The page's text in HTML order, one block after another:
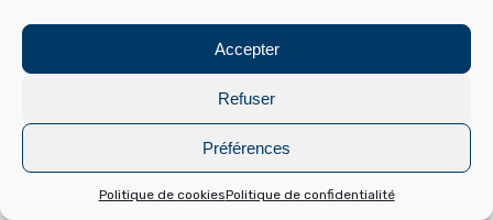
Accepter
Refuser
Préférences
Politique de cookiesPolitique de confidentialité